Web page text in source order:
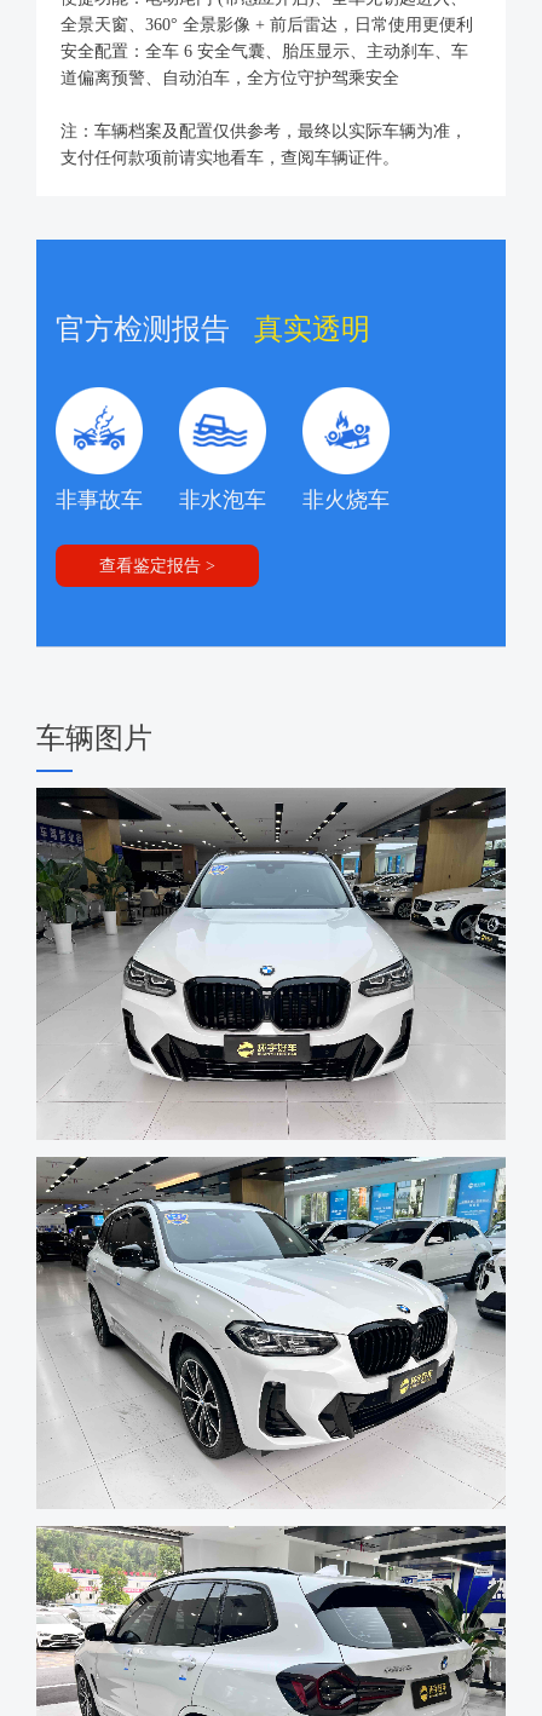
全景天窗、360° 全景影像 + 前后雷达，日常使用更便利
安全配置：全车 6 安全气囊、胎压显示、主动刹车、车
道偏离预警、自动泊车，全方位守护驾乘安全
注：车辆档案及配置仅供参考，最终以实际车辆为准，
支付任何款项前请实地看车，查阅车辆证件。
官方检测报告 真实透明
非事故车 非水泡车 非火烧车
查看鉴定报告 >
车辆图片